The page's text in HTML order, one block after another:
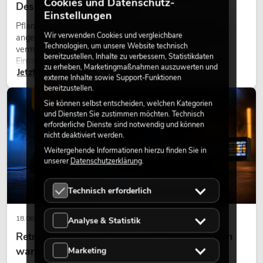
Design perfekt kombiniert
Pflanzen machen Räume lebendig. Sie schaffen eine
angenehme Atmosphäre, verbessern das Ambiente und
vermitteln Natürlichkeit. Ob in Hotels, Restaurants,
Einkaufszentren, Bürogebäuden oder auf Messeständen:
eine hochwertige Begrünung gehört heute längst zum
modernen Raumkonzept.
Jetzt lesen
18.06.2026
Retro-Licht im modernen Lichtdesign: Warum
warmes Licht wieder wirkt
LICHT
Einstellungen
Wir verwenden Cookies und vergleichbare
Technologien, um unsere Website technisch
bereitzustellen, Inhalte zu verbessern, Statistikdaten
zu erheben, Marketingmaßnahmen auszuwerten und
externe Inhalte sowie Support-Funktionen
bereitzustellen.
Sie können selbst entscheiden, welchen Kategorien
und Diensten Sie zustimmen möchten. Technisch
erforderliche Dienste sind notwendig und können
nicht deaktiviert werden.
Weitergehende Informationen hierzu finden Sie in
unsererDatenschutzerklärung.
Technisch erforderlich
Analyse & Statistik
Marketing